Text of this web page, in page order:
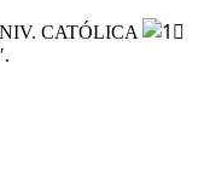
CATÓLICA